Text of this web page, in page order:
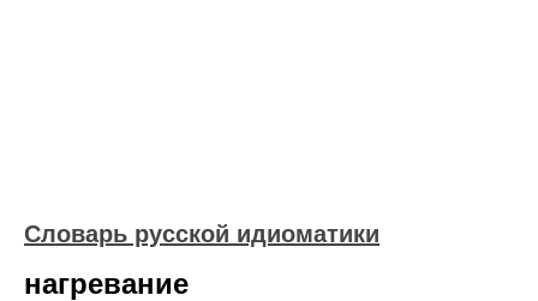
Словарь русской идиоматики
нагревание